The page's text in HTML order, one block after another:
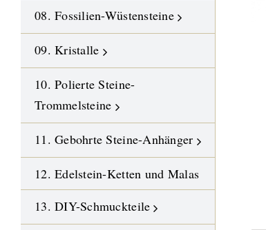
08. Fossilien-Wüstensteine
09. Kristalle
10. Polierte Steine-
Trommelsteine
11. Gebohrte Steine-Anhänger
12. Edelstein-Ketten und Malas
13. DIY-Schmuckteile